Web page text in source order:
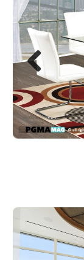
Next